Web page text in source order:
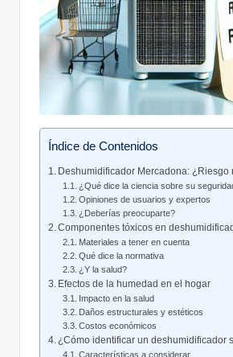
Índice de Contenidos
Deshumidificador Mercadona: ¿Riesgo
¿Qué dice la ciencia sobre su⁢
Opiniones de usuarios y​ expertos
¿Deberías preocuparte?
Componentes tóxicos en‍
Materiales a tener en cuenta
Qué dice​ la normativa
¿Y ⁣la salud?
Efectos de la humedad en el ⁤hogar
Impacto en ⁢la salud
Daños estructurales ⁢y estéticos
Costos económicos
¿Cómo identificar‌ un deshumidificador
Características a considerar